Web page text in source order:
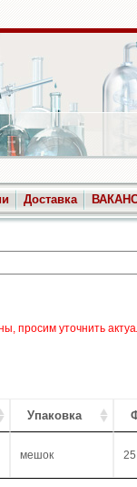
Доставка
просим уточнить
Упаковка
мешок 25